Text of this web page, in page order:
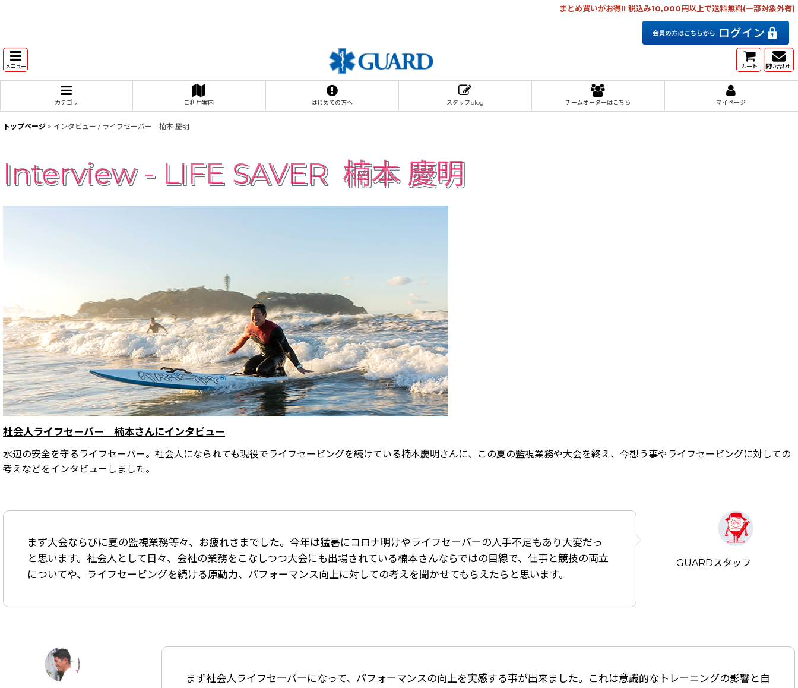
まとめ買いがお得!! 税込み10,000円以上で送料無料(一部対象外有)
メニュー カート 問い合わせ
カテゴリ ご利用案内 はじめての方へ スタッフblog チームオーダーはこちら マイページ
トップページ > インタビュー / ライフセーバー 楠本 慶明
Interview - LIFE SAVER 楠本 慶明
社会人ライフセーバー 楠本さんにインタビュー
水辺の安全を守るライフセーバー。社会人になられても現役でライフセービングを続けている楠本慶明さんに、この夏の監視業務や大会を終え、今想う事やライフセービングに対しての
考えなどをインタビューしました。
GUARDスタッフ
まず大会ならびに夏の監視業務等々、お疲れさまでした。今年は猛暑にコロナ明けやライフセーバーの人手不足もあり大変だっ
と思います。社会人として日々、会社の業務をこなしつつ大会にも出場されている楠本さんならではの目線で、仕事と競技の両立
についてや、ライフセービングを続ける原動力、パフォーマンス向上に対しての考えを聞かせてもらえたらと思います。
まず社会人ライフセーバーになって、パフォーマンスの向上を実感する事が出来ました。これは意識的なトレーニングの影響と自